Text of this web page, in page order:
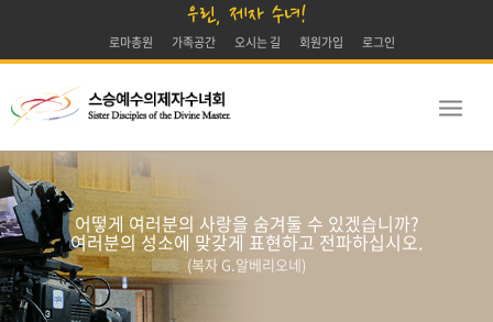
우린, 제자 수녀!
로마총원 가족공간 오시는 길 회원가입 로그인
어떻게 여러분의 사랑을 숨겨둘 수 있겠습니까?
여러분의 성소에 맞갖게 표현하고 전파하십시오.
(복자 G.알베리오네)